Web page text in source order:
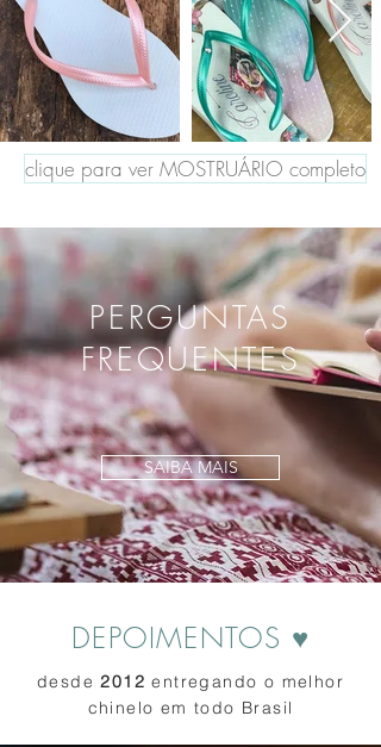
clique para ver MOSTRUÁRIO completo
PERGUNTAS
FREQUENTES
SAIBA MAIS
DEPOIMENTOS ♥
desde2012entregando o melhor
chinelo em todo Brasil